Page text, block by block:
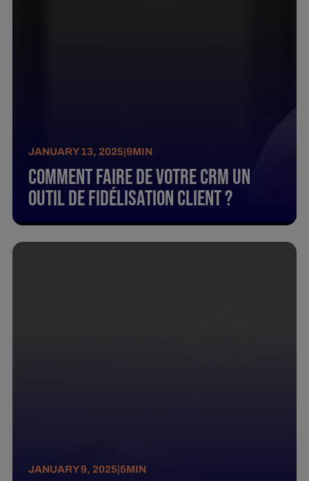
JANUARY 13, 2025 |9MIN
Comment faire de votre CRM un
outil de fidélisation client ?
JANUARY 9, 2025 |5MIN